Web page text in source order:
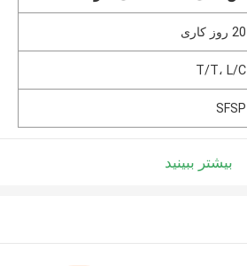
20 روز کاری
T/T، L/C
SFSP
بیشتر ببینید